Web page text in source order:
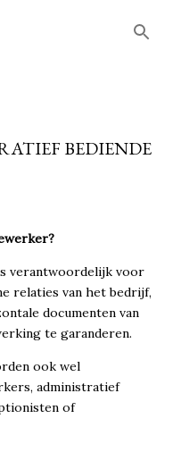
BEDIENDE
verantwoordelijk voor
relaties van het bedrijf,
documenten van
te garanderen.
ook wel
administratief
of